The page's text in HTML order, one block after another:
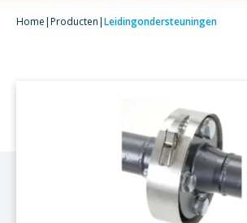
Home|Producten|Leidingondersteuningen